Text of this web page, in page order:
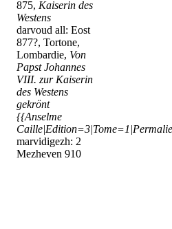
875, Kaiserin des
Westens
darvoud all: Eost
877?, Tortone,
Lombardie, Von
Papst Johannes
VIII. zur Kaiserin
des Westens
gekrönt
{{Anselme
marvidigezh: 2
Mezheven 910